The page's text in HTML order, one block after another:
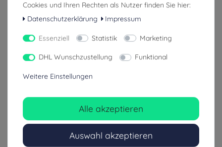
PAX Ampullarium XL POS Clip-
In - 3.0 für Wasserkuppe
357,00 €
1-3 Tage (Ausland: 4-8 Tage)
PAX Ampullarium XL variabel
175,00 €
1-3 Tage (Ausland: 4-8 Tage)
Cookies und Ihren Rechten als Nutzer finden Sie hier:
Datenschutzerklärung
Impressum
Essenziell Statistik Marketing
DHL Wunschzustellung Funktional
Weitere Einstellungen
Alle akzeptieren
Auswahl akzeptieren